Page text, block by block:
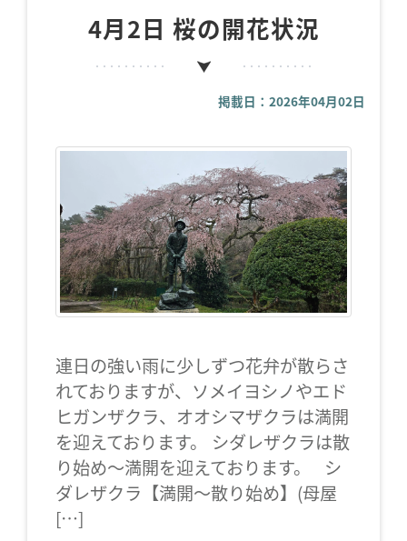
4月2日 桜の開花状況
掲載日：2026年04月02日
連日の強い雨に少しずつ花弁が散らさ
れておりますが、ソメイヨシノやエド
ヒガンザクラ、オオシマザクラは満開
を迎えております。 シダレザクラは散
り始め～満開を迎えております。 シ
ダレザクラ【満開～散り始め】(母屋
[…]